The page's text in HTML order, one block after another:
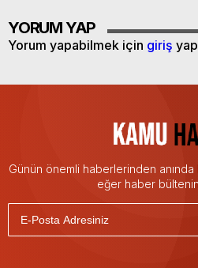
YORUM YAP
Yorum yapabilmek için giriş
Günün önemli haberlerinden
eğer haber